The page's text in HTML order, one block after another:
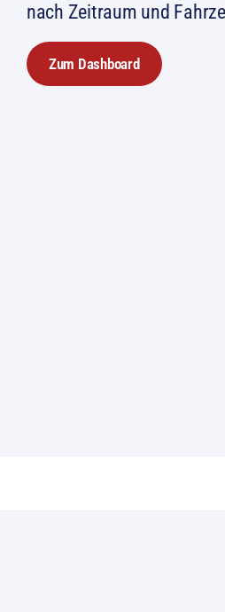
nach Zeitraum und
Zum Dashboard